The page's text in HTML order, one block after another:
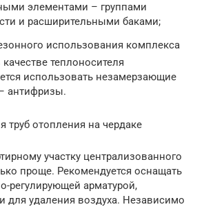
элементами – группами
и расширительными баками;
использования комплекса
теплоносителя
использовать незамерзающие
антифризы.
труб отопления на чердаке
участку централизованного
проще. Рекомендуется оснащать
регулирующей арматурой,
для удаления воздуха. Независимо